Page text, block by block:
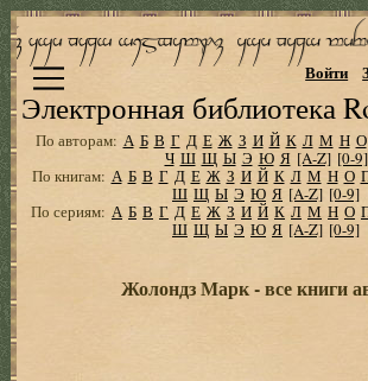
Электронная библиотека
Войти
По авторам: А Б В Г Д Е Ж З И Й К Л М Н О
Ч Ш Щ Ы Э Ю Я [A-Z] [0-9]
По книгам: А Б В Г Д Е Ж З И Й К Л М Н О
Ш Щ Ы Э Ю Я [A-Z] [0-9]
По сериям: А Б В Г Д Е Ж З И Й К Л М Н О
Ш Щ Ы Э Ю Я [A-Z] [0-9]
Жолондз Марк - все книги